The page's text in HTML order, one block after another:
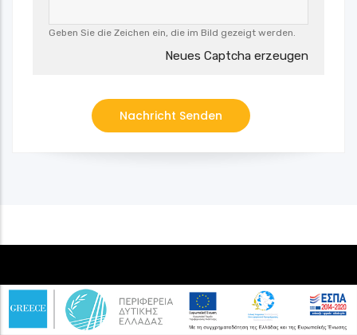
Geben Sie die Zeichen ein, die im Bild gezeigt werden.
Neues Captcha erzeugen